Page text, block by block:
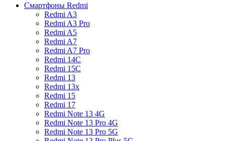
Смартфоны Redmi
Redmi A3
Redmi A3 Pro
Redmi A5
Redmi A7
Redmi A7 Pro
Redmi 14C
Redmi 15C
Redmi 13
Redmi 13x
Redmi 15
Redmi 17
Redmi Note 13 4G
Redmi Note 13 Pro 4G
Redmi Note 13 Pro 5G